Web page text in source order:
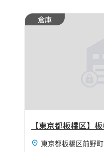
倉庫
東京都板橋区前野町